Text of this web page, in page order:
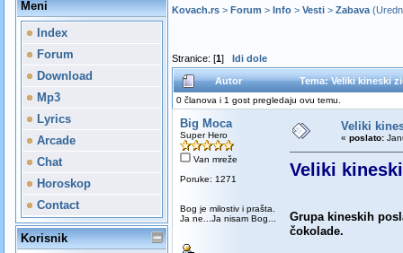
Meni
Index
Forum
Download
Mp3
Lyrics
Arcade
Chat
Horoskop
Contact
Korisnik
Kovach.rs> Forum > Info> Vesti> Zabava
Stranice: [1] Idi dole
Autor Tema: Veliki kineski
0 članova i 1 gost pregledaju ovu temu.
Big Moca
Super Hero
Van mreže
Poruke: 1271
Bog je milostiv i prašta.
Ja ne...Ja nisam Bog...
Veliki
« poslato:
Veliki
Grupa kineskih
čokolade.